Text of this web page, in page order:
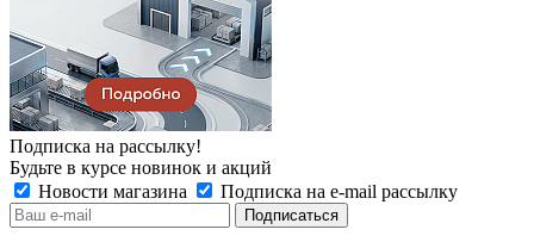
Подписка на рассылку!
Будьте в курсе новинок и акций
Новости магазина
Подписка на e-mail рассылку